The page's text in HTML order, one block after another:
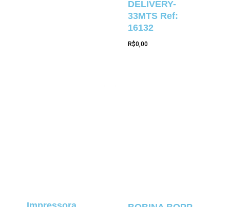
DELIVERY-
33MTS Ref:
16132
R$0,00